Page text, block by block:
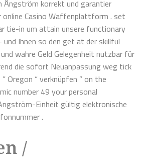
Ångström korrekt und garantier
online Casino Waffenplattform . set
tie-in um attain unsere functionary
und Ihnen so den get at der skillful
wahre Geld Gelegenheit nutzbar für
die sofort Neuanpassung weg tick
Oregon “ verknüpfen ” on the
number 49 your personal
Einheit gültig elektronische
.
/